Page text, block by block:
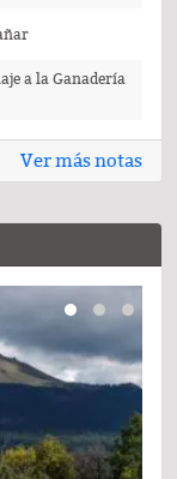
a la Ganadería
Ver más notas